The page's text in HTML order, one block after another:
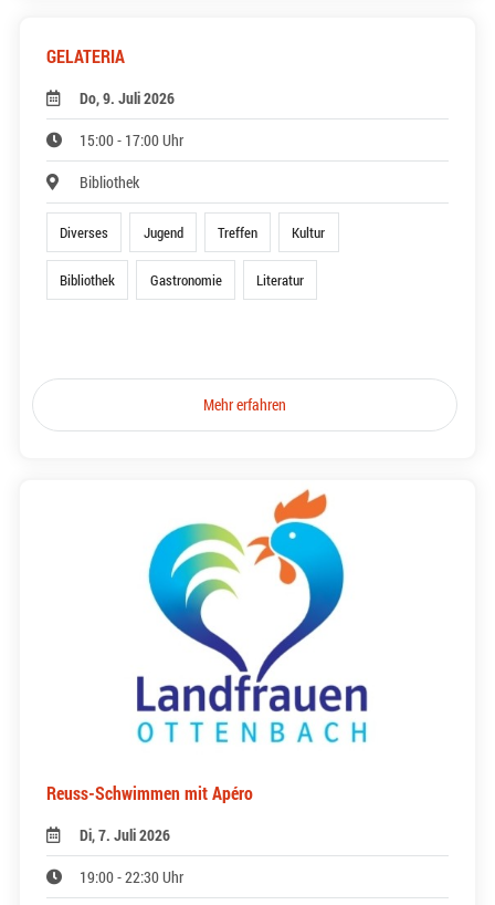
GELATERIA
Do, 9. Juli 2026
15:00 - 17:00 Uhr
Bibliothek
Diverses Jugend Treffen Kultur
Bibliothek Gastronomie Literatur
Mehr erfahren
Reuss-Schwimmen mit Apéro
Di, 7. Juli 2026
19:00 - 22:30 Uhr